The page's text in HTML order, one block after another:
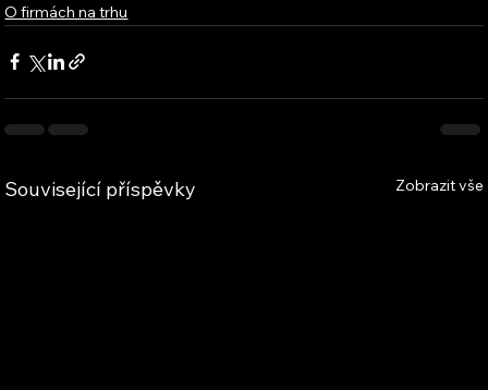
O firmách na trhu
Související příspěvky Zobrazit vše